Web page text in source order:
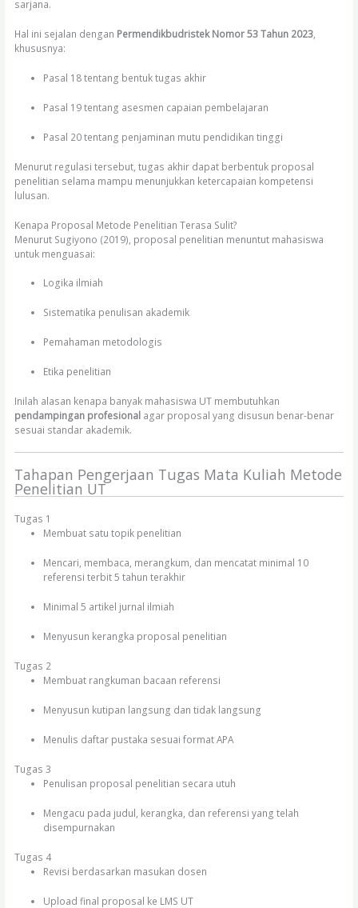
sarjana.
Hal ini sejalan dengan Permendikbudristek Nomor 53 Tahun 2023
khususnya:
Pasal 18 tentang bentuk tugas akhir
Pasal 19 tentang asesmen capaian pembelajaran
Pasal 20 tentang penjaminan mutu pendidikan tinggi
Menurut regulasi tersebut, tugas akhir dapat berbentuk proposal
penelitian selama mampu menunjukkan ketercapaian kompetensi
lulusan.
Kenapa Proposal Metode Penelitian Terasa Sulit?
Menurut Sugiyono (2019), proposal penelitian menuntut mahasiswa
untuk menguasai:
Logika ilmiah
Sistematika penulisan akademik
Pemahaman metodologis
Etika penelitian
Inilah alasan kenapa banyak mahasiswa UT membutuhkan
pendampingan profesional agar proposal yang disusun benar-benar
sesuai standar akademik.
Tahapan Pengerjaan Tugas Mata Kuliah Metode
Penelitian UT
Tugas 1
Membuat satu topik penelitian
Mencari, membaca, merangkum, dan mencatat minimal 10
referensi terbit 5 tahun terakhir
Minimal 5 artikel jurnal ilmiah
Menyusun kerangka proposal penelitian
Tugas 2
Membuat rangkuman bacaan referensi
Menyusun kutipan langsung dan tidak langsung
Menulis daftar pustaka sesuai format APA
Tugas 3
Penulisan proposal penelitian secara utuh
Mengacu pada judul, kerangka, dan referensi yang telah
disempurnakan
Tugas 4
Revisi berdasarkan masukan dosen
Upload final proposal ke LMS UT